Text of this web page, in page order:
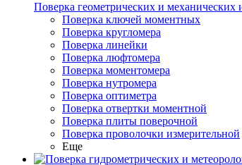
Поверка геометрических и механических
Поверка ключей моментных
Поверка кругломера
Поверка линейки
Поверка люфтомера
Поверка моментомера
Поверка нутромера
Поверка оптиметра
Поверка отвертки моментной
Поверка плиты поверочной
Поверка проволочки измерительной
Еще